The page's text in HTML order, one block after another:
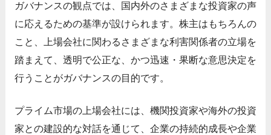
ガバナンスの観点では、国内外のさまざまな投資家の声
に応えるための基準が設けられます。株主はもちろんの
こと、上場会社に関わるさまざまな利害関係者の立場を
踏まえて、透明で公正な、かつ迅速・果断な意思決定を
行うことがガバナンスの目的です。
プライム市場の上場会社には、機関投資家や海外の投資
家との建設的な対話を通じて、企業の持続的成長や企業